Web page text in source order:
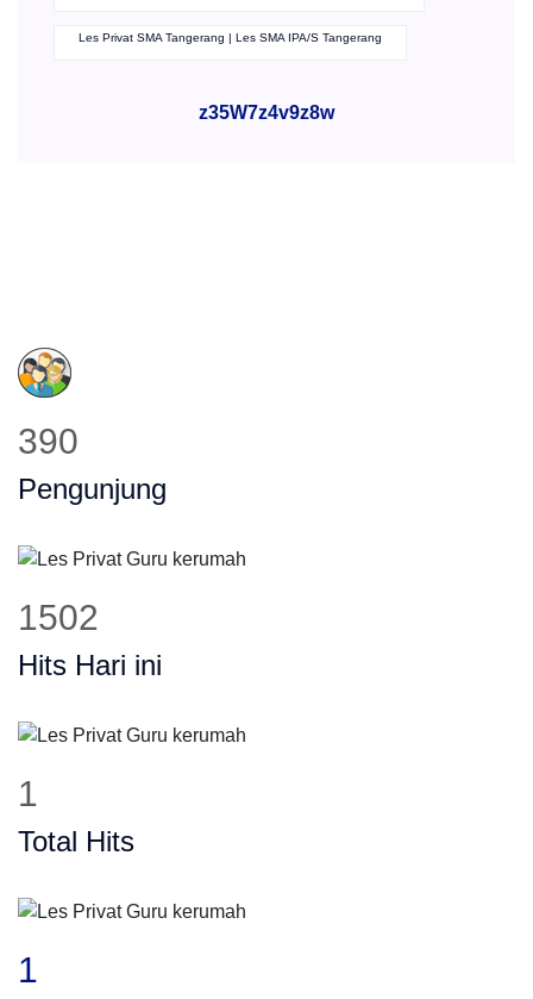
Les Privat SMA Tangerang | Les SMA IPA/S Tangerang
z35W7z4v9z8w
390
Pengunjung
1502
Hits Hari ini
1
Total Hits
1